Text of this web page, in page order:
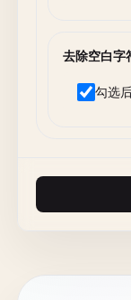
去除空白字
勾选